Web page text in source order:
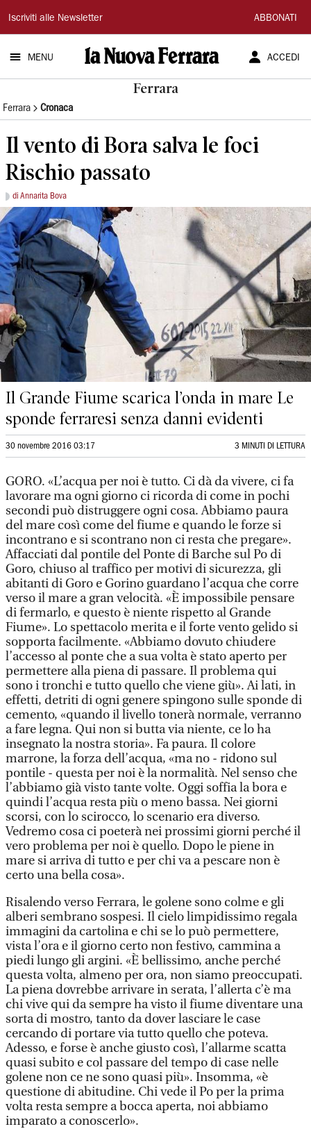
La
Nuova
Ferrara
Iscriviti alle Newsletter ABBONATI
MENU ACCEDI
Ferrara
Ferrara Cronaca
Il vento di Bora salva le foci
Rischio passato
di Annarita Bova
Il Grande Fiume scarica l’onda in mare Le
sponde ferraresi senza danni evidenti
30 novembre 2016 03:17 3 MINUTI DI LETTURA
GORO. «L’acqua per noi è tutto. Ci dà da vivere, ci fa
lavorare ma ogni giorno ci ricorda di come in pochi
secondi può distruggere ogni cosa. Abbiamo paura
del mare così come del fiume e quando le forze si
incontrano e si scontrano non ci resta che pregare».
Affacciati dal pontile del Ponte di Barche sul Po di
Goro, chiuso al traffico per motivi di sicurezza, gli
abitanti di Goro e Gorino guardano l’acqua che corre
verso il mare a gran velocità. «È impossibile pensare
di fermarlo, e questo è niente rispetto al Grande
Fiume». Lo spettacolo merita e il forte vento gelido si
sopporta facilmente. «Abbiamo dovuto chiudere
l’accesso al ponte che a sua volta è stato aperto per
permettere alla piena di passare. Il problema qui
sono i tronchi e tutto quello che viene giù». Ai lati, in
effetti, detriti di ogni genere spingono sulle sponde di
cemento, «quando il livello tonerà normale, verranno
a fare legna. Qui non si butta via niente, ce lo ha
insegnato la nostra storia». Fa paura. Il colore
marrone, la forza dell’acqua, «ma no - ridono sul
pontile - questa per noi è la normalità. Nel senso che
l’abbiamo già visto tante volte. Oggi soffia la bora e
quindi l’acqua resta più o meno bassa. Nei giorni
scorsi, con lo scirocco, lo scenario era diverso.
Vedremo cosa ci poeterà nei prossimi giorni perché il
vero problema per noi è quello. Dopo le piene in
mare si arriva di tutto e per chi va a pescare non è
certo una bella cosa».
Risalendo verso Ferrara, le golene sono colme e gli
alberi sembrano sospesi. Il cielo limpidissimo regala
immagini da cartolina e chi se lo può permettere,
vista l’ora e il giorno certo non festivo, cammina a
piedi lungo gli argini. «È bellissimo, anche perché
questa volta, almeno per ora, non siamo preoccupati.
La piena dovrebbe arrivare in serata, l’allerta c’è ma
chi vive qui da sempre ha visto il fiume diventare una
sorta di mostro, tanto da dover lasciare le case
cercando di portare via tutto quello che poteva.
Adesso, e forse è anche giusto così, l’allarme scatta
quasi subito e col passare del tempo di case nelle
golene non ce ne sono quasi più». Insomma, «è
questione di abitudine. Chi vede il Po per la prima
volta resta sempre a bocca aperta, noi abbiamo
imparato a conoscerlo».